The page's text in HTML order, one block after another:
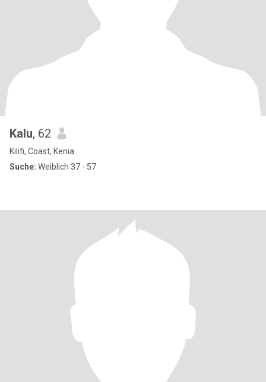
Kalu, 62
Kilifi, Coast, Kenia
Suche: Weiblich 37 - 57